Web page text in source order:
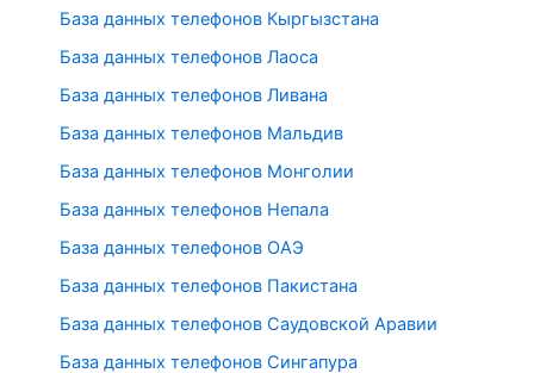
База данных телефонов Кыргызстана
База данных телефонов Лаоса
База данных телефонов Ливана
База данных телефонов Мальдив
База данных телефонов Монголии
База данных телефонов Непала
База данных телефонов ОАЭ
База данных телефонов Пакистана
База данных телефонов Саудовской Аравии
База данных телефонов Сингапура